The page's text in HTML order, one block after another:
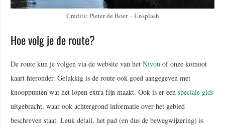
Credits: Pieter de Boer – Unsplash
Hoe volg je de route?
De route kun je volgen via de website van het Nivon of onze komoot
kaart hieronder. Gelukkig is de route ook goed aangegeven met
knooppunten wat het lopen extra fijn maakt. Ook is er een speciale gids
uitgebracht, waar ook achtergrond informatie over het gebied
beschreven staat. Leuk detail, het pad (en dus de bewegwijzering) is